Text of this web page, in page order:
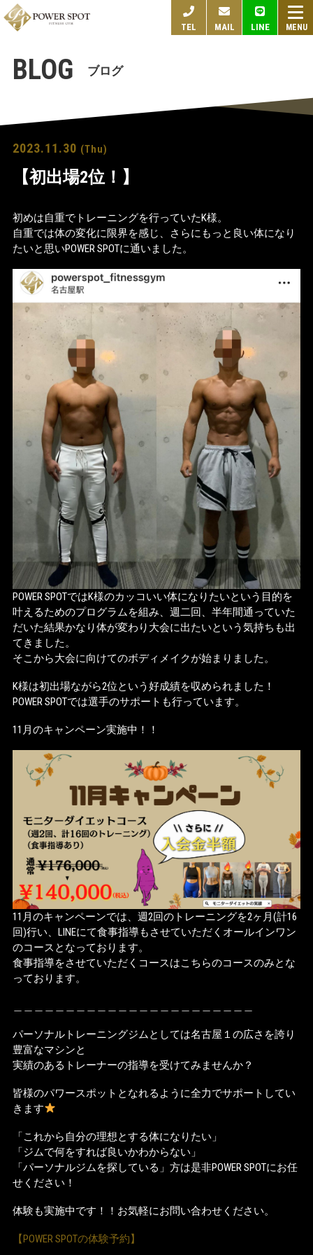
TEL MAIL LINE
BLOG ブログ
2023.11.30 (Thu)
【初出場2位！】
初めは自重でトレーニングを行っていたK様。
自重では体の変化に限界を感じ、さらにもっと良い体になり
たいと思いPOWER SPOTに通いました。
POWER SPOTではK様のカッコいい体になりたいという目的を
叶えるためのプログラムを組み、週二回、半年間通っていた
だいた結果かなり体が変わり大会に出たいという気持ちも出
てきました。
そこから大会に向けてのボディメイクが始まりました。
K様は初出場ながら2位という好成績を収められました！
POWER SPOTでは選手のサポートも行っています。
11月のキャンペーン実施中！！
11月のキャンペーンでは、週2回のトレーニングを2ヶ月(計16
回)行い、LINEにて食事指導もさせていただくオールインワン
のコースとなっております。
食事指導をさせていただくコースはこちらのコースのみとな
っております。
パーソナルトレーニングジムとしては名古屋１の広さを誇り
豊富なマシンと
実績のあるトレーナーの指導を受けてみませんか？
皆様のパワースポットとなれるように全力でサポートしてい
きます
「これから自分の理想とする体になりたい」
「ジムで何をすれば良いかわからない」
「パーソナルジムを探している」方は是非POWER SPOTにお任
せください！
体験も実施中です！！お気軽にお問い合わせください。
【POWER SPOTの体験予約】